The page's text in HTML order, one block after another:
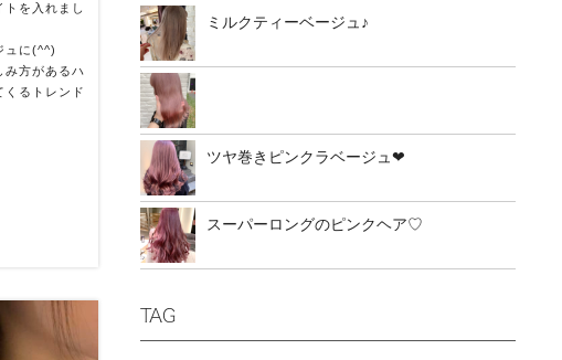
を入れまし
ュに(^^)
み方があるハ
くるトレンド
ミルクティーベージュ♪
ツヤ巻きピンクラベージュ❤︎
スーパーロングのピンクヘア♡
TAG